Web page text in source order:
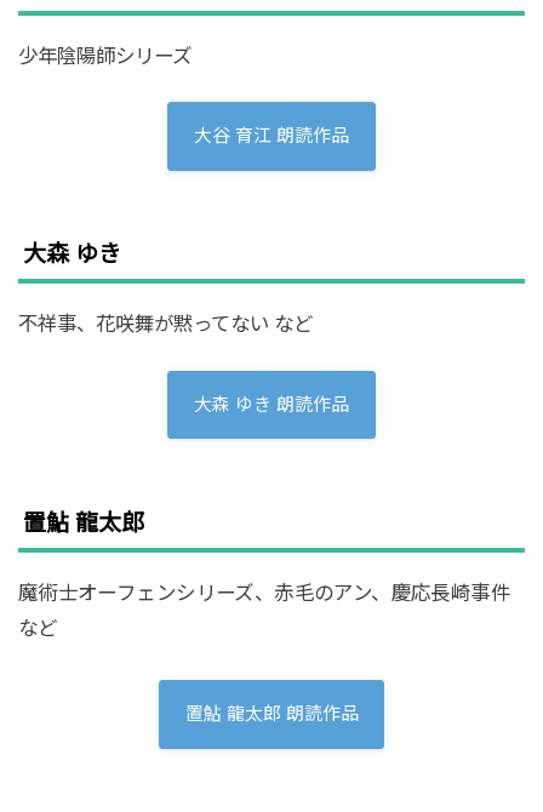
少年陰陽師シリーズ
大谷 育江 朗読作品
大森 ゆき
不祥事、花咲舞が黙ってない など
大森 ゆき 朗読作品
置鮎 龍太郎
魔術士オーフェンシリーズ、赤毛のアン、慶応長崎事件
など
置鮎 龍太郎 朗読作品